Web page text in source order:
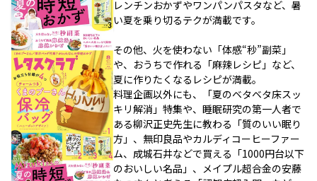
レンチンおかずやワンパンパスタなど、暑
い夏を乗り切るテクが満載です。
その他、火を使わない「体感“秒”副菜」
や、おうちで作れる「麻辣レシピ」など、
夏に作りたくなるレシピが満載。
料理企画以外にも、「夏のベタベタ床スッ
キリ解消」特集や、睡眠研究の第一人者で
ある柳沢正史先生に教わる「質のいい眠り
方」、無印良品やカルディコーヒーファー
ム、成城石井などで買える「1000円台以下
のおいしい名品」、メイプル超合金の安藤